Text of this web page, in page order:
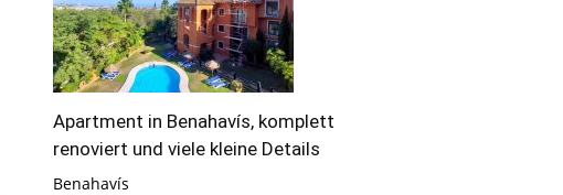
Apartment in Benahavís, komplett
renoviert und viele kleine Details
Benahavís